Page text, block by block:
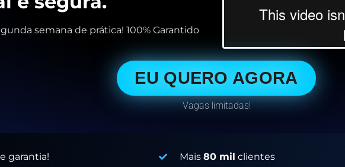
semana de prática! 100% Garantido
EU QUERO AGORA
Vagas limitadas!
garantia! Mais 80 mil clientes